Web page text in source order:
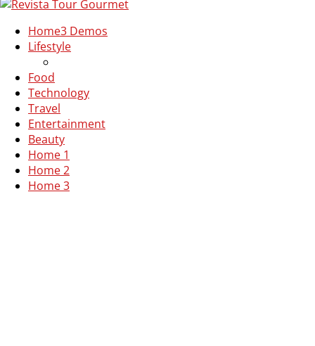
Home3 Demos
Lifestyle
Food
Technology
Travel
Entertainment
Beauty
Home 1
Home 2
Home 3